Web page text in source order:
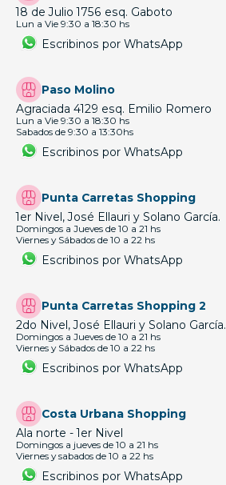
18 de Julio 1756 esq. Gaboto
Lun a Vie 9:30 a 18:30 hs
Escribinos por WhatsApp
Paso Molino
Agraciada 4129 esq. Emilio Romero
Lun a Vie 9:30 a 18:30 hs
Sabados de 9:30 a 13:30hs
Escribinos por WhatsApp
Punta Carretas Shopping
1er Nivel, José Ellauri y Solano García.
Domingos a Jueves de 10 a 21 hs
Viernes y Sábados de 10 a 22 hs
Escribinos por WhatsApp
Punta Carretas Shopping 2
2do Nivel, José Ellauri y Solano García.
Domingos a Jueves de 10 a 21 hs
Viernes y Sábados de 10 a 22 hs
Escribinos por WhatsApp
Costa Urbana Shopping
Ala norte - 1er Nivel
Domingos a jueves de 10 a 21 hs
Viernes y sabados de 10 a 22 hs
Escribinos por WhatsApp